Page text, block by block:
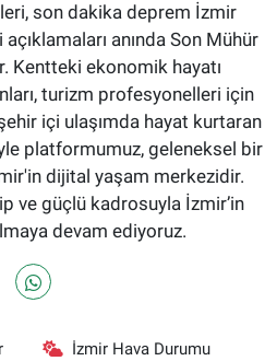
son dakika deprem İzmir
anında Son Mühür
Kentteki ekonomik hayatı
turizm profesyonelleri için
içi ulaşımda hayat kurtaran
platformumuz, geleneksel bir
dijital yaşam merkezidir.
ve güçlü kadrosuyla İzmir’in
devam ediyoruz.
İzmir Hava Durumu